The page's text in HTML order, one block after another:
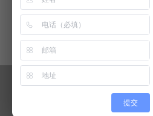
微
法律声明
Copyright
提交